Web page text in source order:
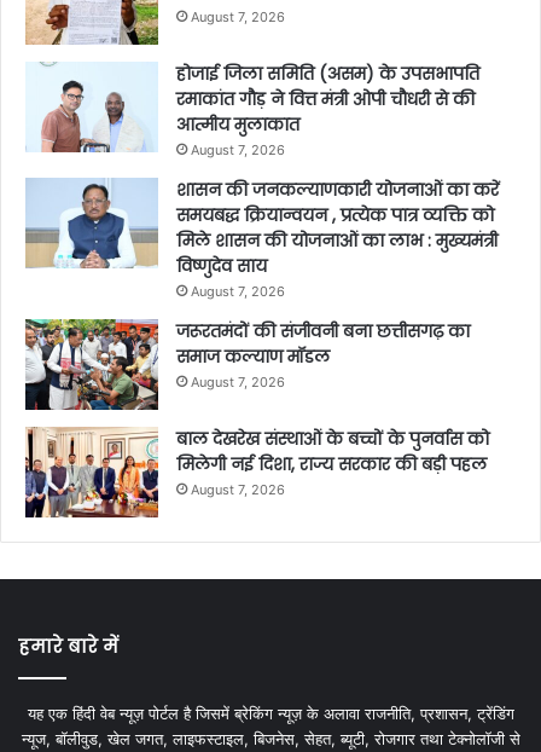
August 7, 2026
होजाई जिला समिति (असम) के उपसभापति
रमाकांत गौड़ ने वित्त मंत्री ओपी चौधरी से की
आत्मीय मुलाकात
August 7, 2026
शासन की जनकल्याणकारी योजनाओं का करें
समयबद्ध क्रियान्वयन , प्रत्येक पात्र व्यक्ति को
मिले शासन की योजनाओं का लाभ : मुख्यमंत्री
विष्णुदेव साय
August 7, 2026
जरूरतमंदों की संजीवनी बना छत्तीसगढ़ का
समाज कल्याण मॉडल
August 7, 2026
बाल देखरेख संस्थाओं के बच्चों के पुनर्वास को
मिलेगी नई दिशा, राज्य सरकार की बड़ी पहल
August 7, 2026
हमारे बारे में
यह एक हिंदी वेब न्यूज़ पोर्टल है जिसमें ब्रेकिंग न्यूज़ के अलावा राजनीति, प्रशासन, ट्रेंडिंग
न्यूज, बॉलीवुड, खेल जगत, लाइफस्टाइल, बिजनेस, सेहत, ब्यूटी, रोजगार तथा टेक्नोलॉजी से